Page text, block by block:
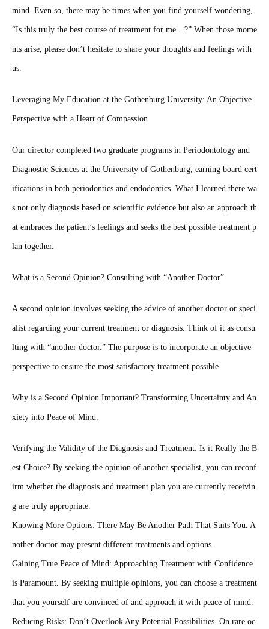
mind. Even so, there may be times when you find yourself wondering,
“Is this truly the best course of treatment for me…?” When those mome
nts arise, please don’t hesitate to share your thoughts and feelings with
us.
Leveraging My Education at the Gothenburg University: An Objective
Perspective with a Heart of Compassion
Our director completed two graduate programs in Periodontology and
Diagnostic Sciences at the University of Gothenburg, earning board cert
ifications in both periodontics and endodontics. What I learned there wa
s not only diagnosis based on scientific evidence but also an approach th
at embraces the patient’s feelings and seeks the best possible treatment p
lan together.
What is a Second Opinion? Consulting with “Another Doctor”
A second opinion involves seeking the advice of another doctor or speci
alist regarding your current treatment or diagnosis. Think of it as consu
lting with “another doctor.” The purpose is to incorporate an objective
perspective to ensure the most satisfactory treatment possible.
Why is a Second Opinion Important? Transforming Uncertainty and An
xiety into Peace of Mind.
Verifying the Validity of the Diagnosis and Treatment: Is it Really the B
est Choice? By seeking the opinion of another specialist, you can reconf
irm whether the diagnosis and treatment plan you are currently receivin
g are truly appropriate.
Knowing More Options: There May Be Another Path That Suits You. A
nother doctor may present different treatments and options.
Gaining True Peace of Mind: Approaching Treatment with Confidence
is Paramount. By seeking multiple opinions, you can choose a treatment
that you yourself are convinced of and approach it with peace of mind.
Reducing Risks: Don’t Overlook Any Potential Possibilities. On rare oc